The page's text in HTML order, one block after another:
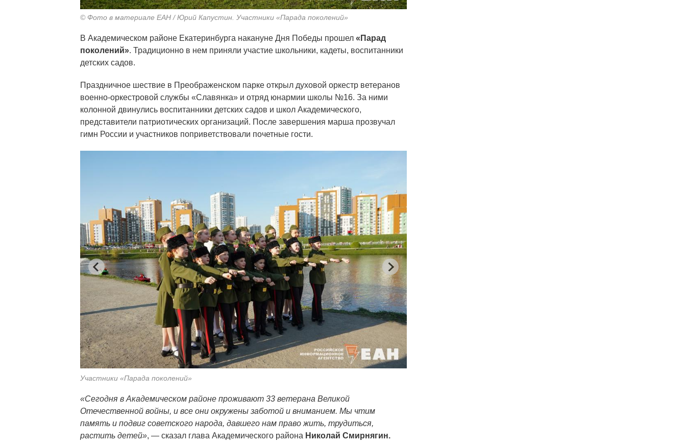
© Фото в материале ЕАН / Юрий Капустин. Участники «Парада поколений»
В Академическом районе Екатеринбурга накануне Дня Победы прошел «Парад
поколений». Традиционно в нем приняли участие школьники, кадеты, воспитанники
детских садов.
Праздничное шествие в Преображенском парке открыл духовой оркестр ветеранов
военно-оркестровой службы «Славянка» и отряд юнармии школы №16. За ними
колонной двинулись воспитанники детских садов и школ Академического,
представители патриотических организаций. После завершения марша прозвучал
гимн России и участников поприветствовали почетные гости.
Участники «Парада поколений»
«Сегодня в Академическом районе проживают 33 ветерана Великой
Отечественной войны, и все они окружены заботой и вниманием. Мы чтим
память и подвиг советского народа, давшего нам право жить, трудиться,
растить детей», — сказал глава Академического района Николай Смирнягин.